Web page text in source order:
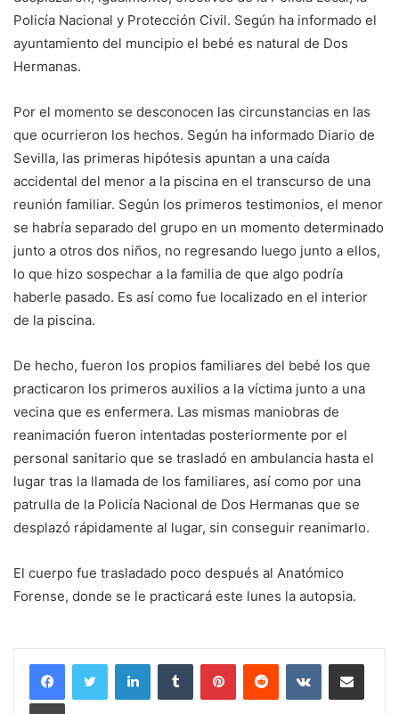
Policía Nacional y Protección Civil. Según ha informado el
ayuntamiento del muncipio el bebé es natural de Dos
Hermanas.
Por el momento se desconocen las circunstancias en las
que ocurrieron los hechos. Según ha informado Diario de
Sevilla, las primeras hipótesis apuntan a una caída
accidental del menor a la piscina en el transcurso de una
reunión familiar. Según los primeros testimonios, el menor
se habría separado del grupo en un momento determinado
junto a otros dos niños, no regresando luego junto a ellos,
lo que hizo sospechar a la familia de que algo podría
haberle pasado. Es así como fue localizado en el interior
de la piscina.
De hecho, fueron los propios familiares del bebé los que
practicaron los primeros auxilios a la víctima junto a una
vecina que es enfermera. Las mismas maniobras de
reanimación fueron intentadas posteriormente por el
personal sanitario que se trasladó en ambulancia hasta el
lugar tras la llamada de los familiares, así como por una
patrulla de la Policía Nacional de Dos Hermanas que se
desplazó rápidamente al lugar, sin conseguir reanimarlo.
El cuerpo fue trasladado poco después al Anatómico
Forense, donde se le practicará este lunes la autopsia.
LinkedInTumblr PinterestReddit VKontakteCompartir por
Imprimir